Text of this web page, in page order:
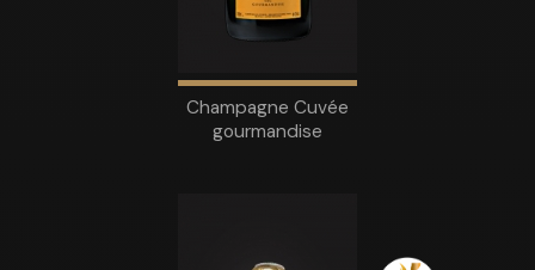
Champagne Cuvée
gourmandise